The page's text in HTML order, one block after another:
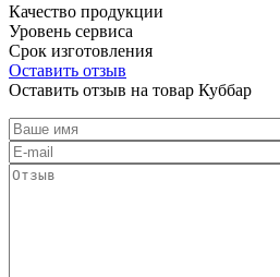
Качество продукции
Уровень сервиса
Срок изготовления
Оставить отзыв
Оставить отзыв на товар Куббар